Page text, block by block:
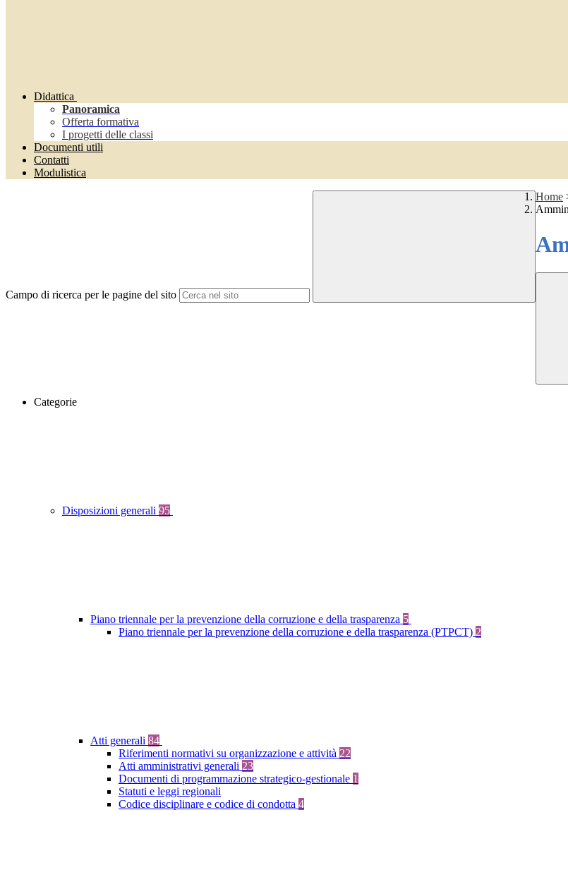
Didattica
Panoramica
Offerta formativa
I progetti delle classi
Documenti utili
Contatti
Modulistica
Campo di ricerca per le pagine del sito
Home
Categorie
Disposizioni generali 95
Piano triennale per la prevenzione della corruzione e della trasparenza 5
Piano triennale per la prevenzione della corruzione e della trasparenza (PTPCT) 2
Atti generali 84
Riferimenti normativi su organizzazione e attività 22
Atti amministrativi generali 23
Documenti di programmazione strategico-gestionale 1
Statuti e leggi regionali
Codice disciplinare e codice di condotta 4